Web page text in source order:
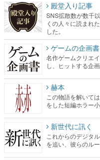
殿堂入り記事
SNS拡散数が数千
くの人々に読まれ
した。
ゲームの企画書
名作ゲームクリエ
し、ヒットする企
赫本
この物語を解いて
をした短編ホラー小
新世代に訊く
これからのデジタ
を追い、彼らのル